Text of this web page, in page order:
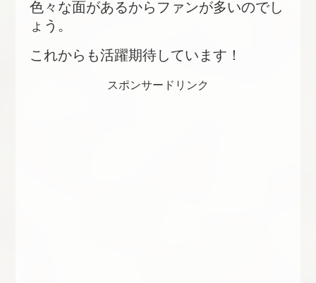
色々な面があるからファンが多いのでし
ょう。
これからも活躍期待しています！
スポンサードリンク